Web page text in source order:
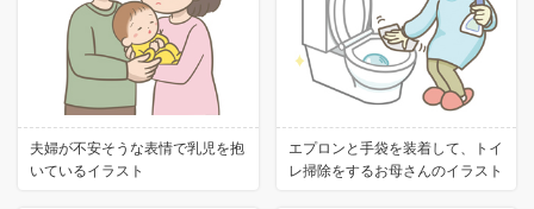
夫婦が不安そうな表情で乳児を抱
いているイラスト
エプロンと手袋を装着して、トイ
レ掃除をするお母さんのイラスト